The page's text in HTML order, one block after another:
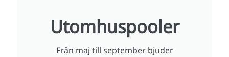
Utomhuspooler
Från maj till september bjuder